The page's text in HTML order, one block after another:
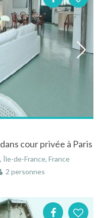
cour privée à Paris
Île-de-France, France
2 personnes